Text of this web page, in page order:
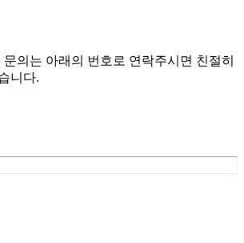
의는 아래의 번호로 연락주시면 친절히
니다.